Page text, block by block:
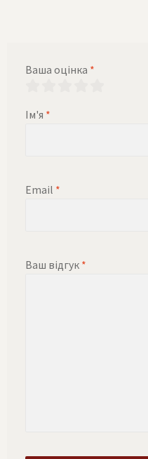
Ваша оцінка *
Ім'я *
Email *
Ваш відгук *